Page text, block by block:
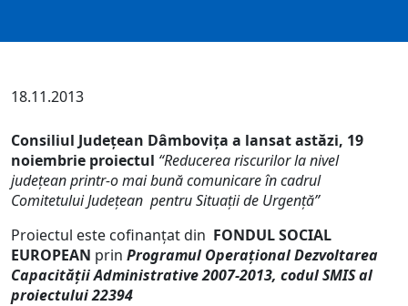
18.11.2013
Consiliul Județean Dâmbovița a lansat astăzi, 19
noiembrie proiectul “Reducerea riscurilor la nivel
județean printr-o mai bună comunicare în cadrul
Comitetului Judeţean pentru Situaţii de Urgenţă”
Proiectul este cofinanţat din FONDUL SOCIAL
EUROPEAN prin Programul Operaţional Dezvoltarea
Capacităţii Administrative 2007-2013, codul SMIS al
proiectului 22394